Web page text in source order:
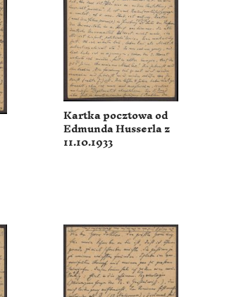
Kartka pocztowa od
Edmunda Husserla z
11.10.1933